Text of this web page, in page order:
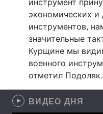
инструмент
экономических и
инструментов,
значительные
Курщине мы
военного
отметил Подоляк.
ВИДЕО ДНЯ